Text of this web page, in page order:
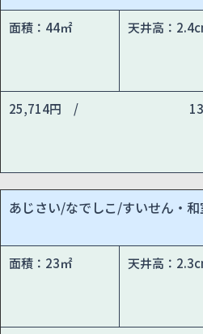
面積：44㎡ 天井高：
25,714円 /
あじさい/なでしこ/すいせん・和
面積：23㎡ 天井高：